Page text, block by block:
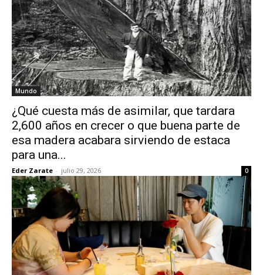
Mundo
¿Qué cuesta más de asimilar, que tardara
2,600 años en crecer o que buena parte de
esa madera acabara sirviendo de estaca
para una...
Eder Zarate - julio 29, 2026 0